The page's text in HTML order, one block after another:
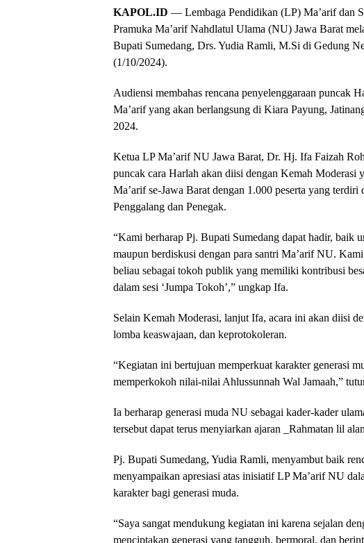
KAPOL.ID — Lembaga Pendidikan (LP) Ma’arif dan
Pramuka Ma’arif Nahdlatul Ulama (NU) Jawa Barat
Bupati Sumedang, Drs. Yudia Ramli, M.Si di Gedung
(1/10/2024).
Audiensi membahas rencana penyelenggaraan puncak
Ma’arif yang akan berlangsung di Kiara Payung,
2024.
Ketua LP Ma’arif NU Jawa Barat, Dr. Hj. Ifa Faizah
puncak cara Harlah akan diisi dengan Kemah Moderasi
Ma’arif se-Jawa Barat dengan 1.000 peserta yang terdiri
Penggalang dan Penegak.
“Kami berharap Pj. Bupati Sumedang dapat hadir, baik
maupun berdiskusi dengan para santri Ma’arif NU.
beliau sebagai tokoh publik yang memiliki kontribusi
dalam sesi ‘Jumpa Tokoh’,” ungkap Ifa.
Selain Kemah Moderasi, lanjut Ifa, acara ini akan diisi
lomba keaswajaan, dan keprotokoleran.
“Kegiatan ini bertujuan memperkuat karakter generasi
memperkokoh nilai-nilai Ahlussunnah Wal Jamaah,”
Ia berharap generasi muda NU sebagai kader-kader
tersebut dapat terus menyiarkan ajaran _Rahmatan lil
Pj. Bupati Sumedang, Yudia Ramli, menyambut baik
menyampaikan apresiasi atas inisiatif LP Ma’arif NU
karakter bagi generasi muda.
“Saya sangat mendukung kegiatan ini karena sejalan
menciptakan generasi yang tangguh, bermoral, dan